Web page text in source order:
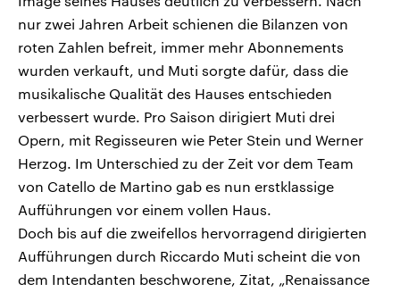
nur zwei Jahren Arbeit schienen die Bilanzen von
roten Zahlen befreit, immer mehr Abonnements
wurden verkauft, und Muti sorgte dafür, dass die
musikalische Qualität des Hauses entschieden
verbessert wurde. Pro Saison dirigiert Muti drei
Opern, mit Regisseuren wie Peter Stein und Werner
Herzog. Im Unterschied zu der Zeit vor dem Team
von Catello de Martino gab es nun erstklassige
Aufführungen vor einem vollen Haus.
Doch bis auf die zweifellos hervorragend dirigierten
Aufführungen durch Riccardo Muti scheint die von
dem Intendanten beschworene, Zitat, „Renaissance